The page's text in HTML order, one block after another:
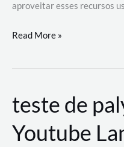
aproveitar esses recursos
GitHub
revoluciona
de
trabalho
com
Read More »
teste de
Youtube